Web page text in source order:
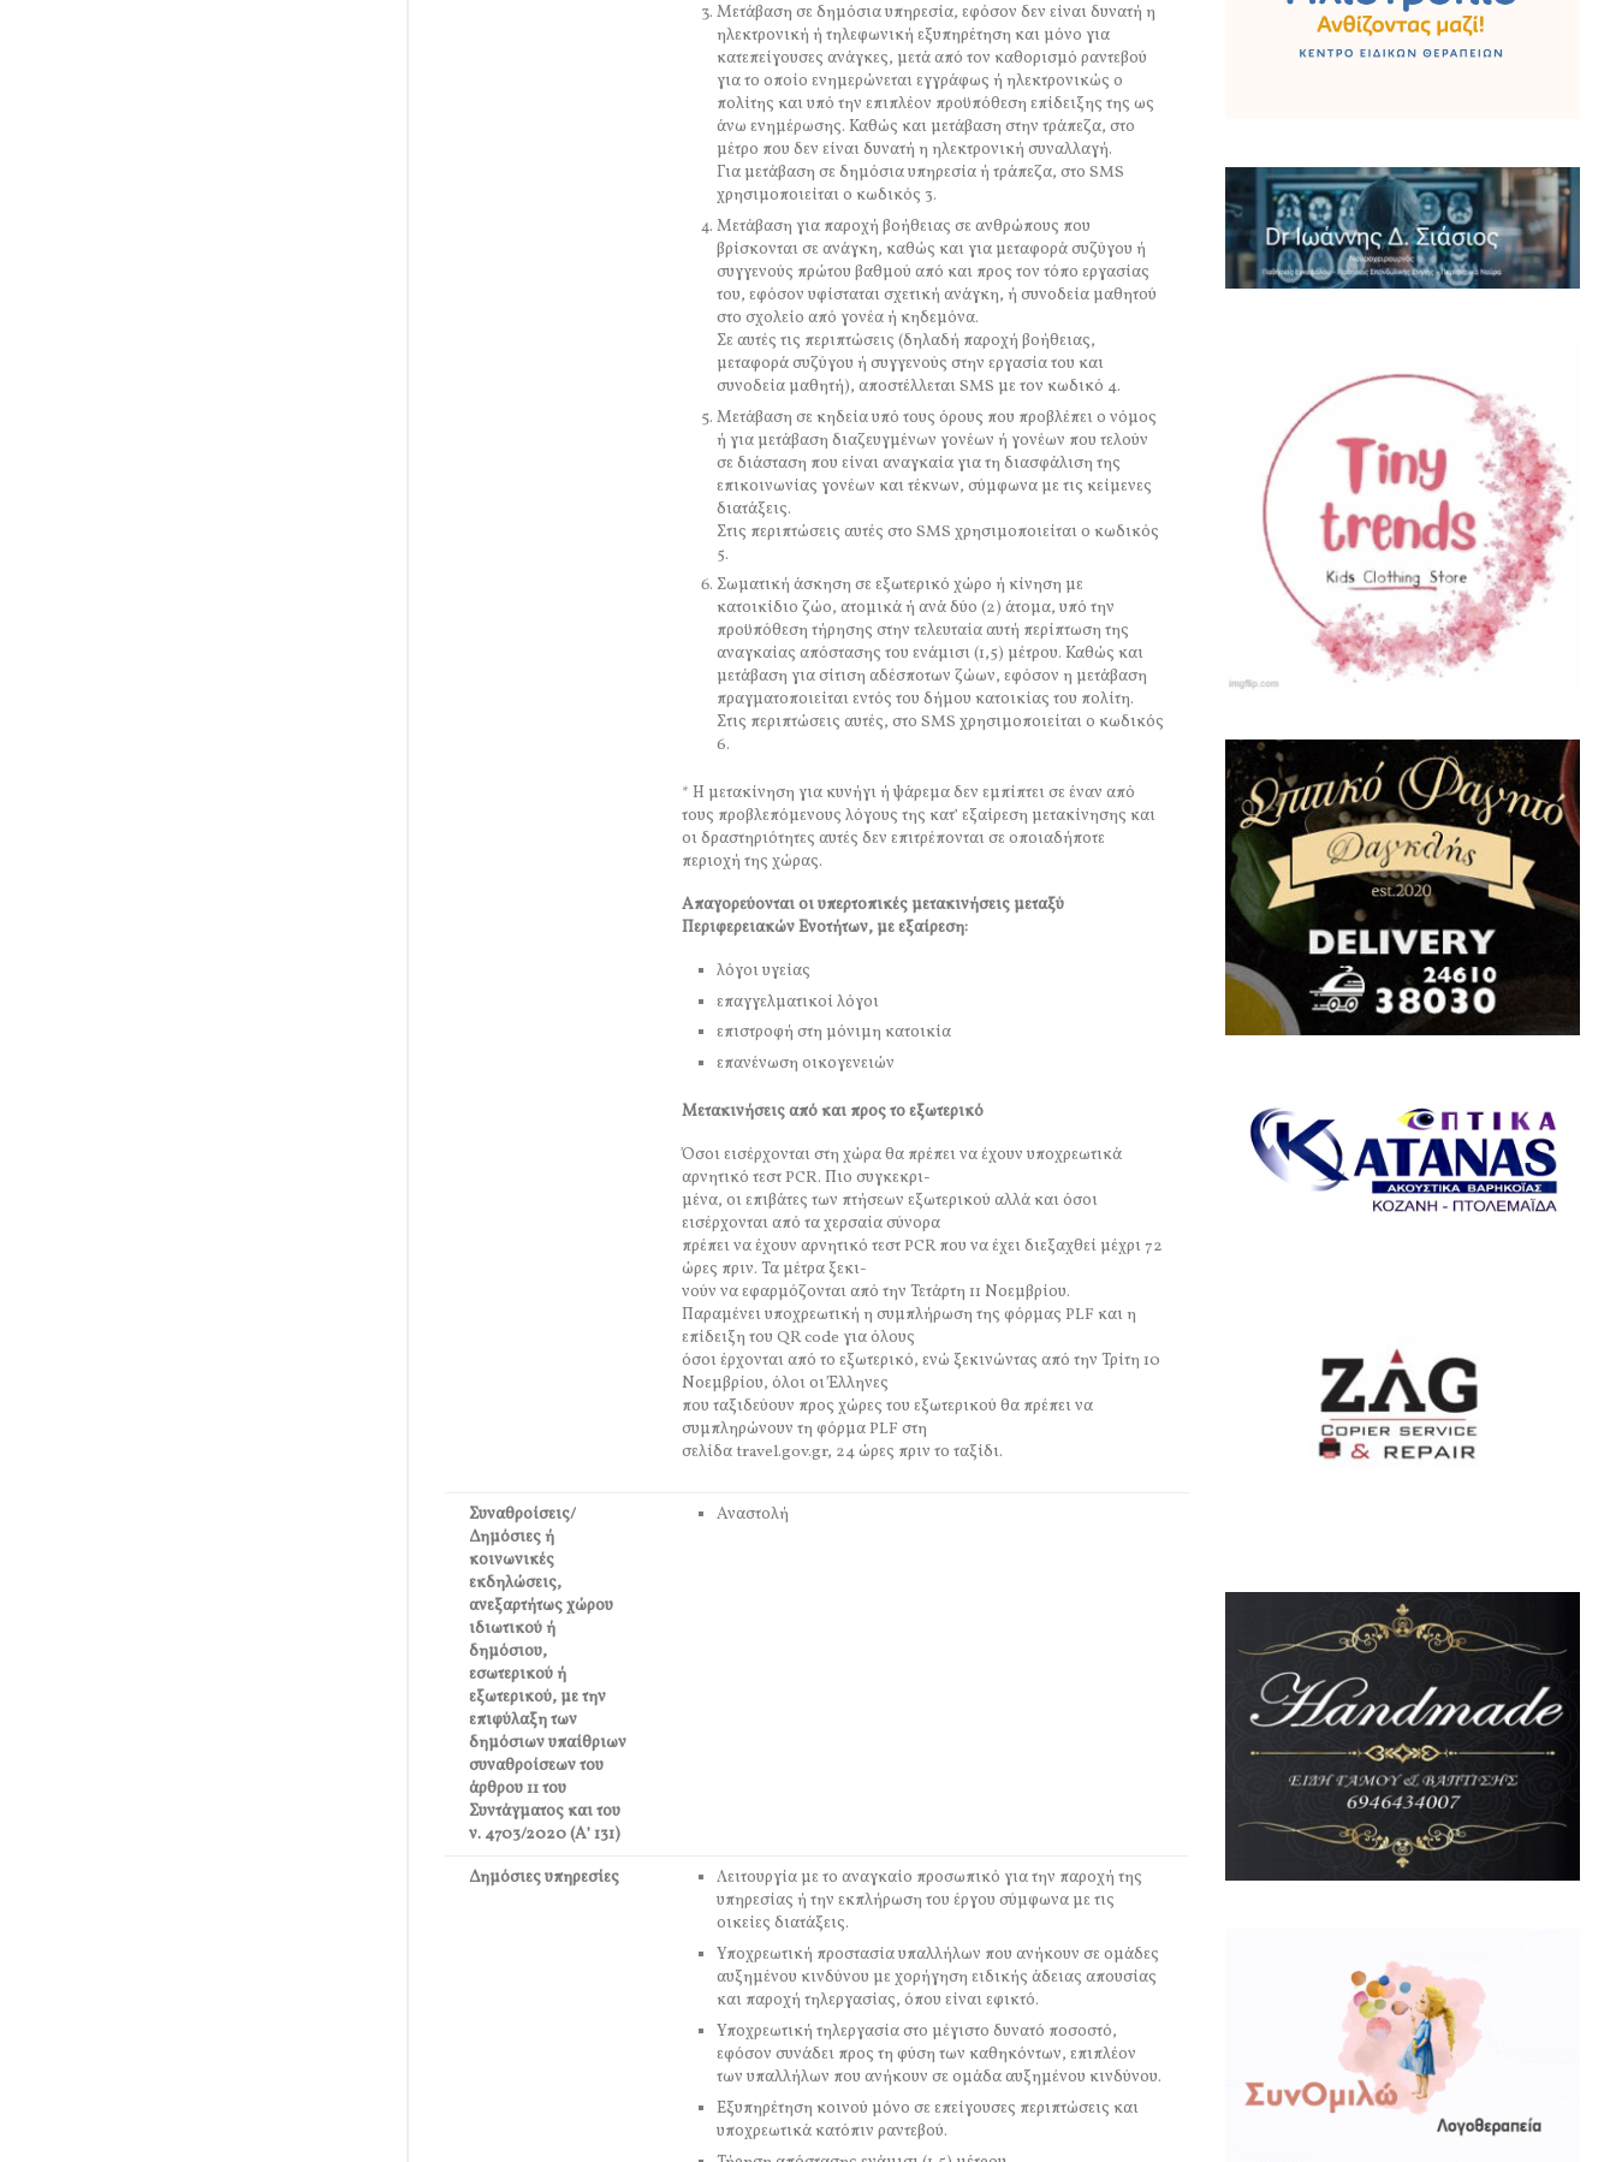
Μετάβαση σε δημόσια υπηρεσία, εφόσον δεν είναι δυνατή η
ηλεκτρονική ή τηλεφωνική εξυπηρέτηση και μόνο για
κατεπείγουσες ανάγκες, μετά από τον καθορισμό ραντεβού
για το οποίο ενημερώνεται εγγράφως ή ηλεκτρονικώς ο
πολίτης και υπό την επιπλέον προϋπόθεση επίδειξης της ως
άνω ενημέρωσης. Καθώς και μετάβαση στην τράπεζα, στο
μέτρο που δεν είναι δυνατή η ηλεκτρονική συναλλαγή.
Για μετάβαση σε δημόσια υπηρεσία ή τράπεζα, στο SMS
χρησιμοποιείται ο κωδικός 3.
Μετάβαση για παροχή βοήθειας σε ανθρώπους που
βρίσκονται σε ανάγκη, καθώς και για μεταφορά συζύγου ή
συγγενούς πρώτου βαθμού από και προς τον τόπο εργασίας
του, εφόσον υφίσταται σχετική ανάγκη, ή συνοδεία μαθητού
στο σχολείο από γονέα ή κηδεμόνα.
Σε αυτές τις περιπτώσεις (δηλαδή παροχή βοήθειας,
μεταφορά συζύγου ή συγγενούς στην εργασία του και
συνοδεία μαθητή), αποστέλλεται SMS με τον κωδικό 4.
Μετάβαση σε κηδεία υπό τους όρους που προβλέπει ο νόμος
ή για μετάβαση διαζευγμένων γονέων ή γονέων που τελούν
σε διάσταση που είναι αναγκαία για τη διασφάλιση της
επικοινωνίας γονέων και τέκνων, σύμφωνα με τις κείμενες
διατάξεις.
Στις περιπτώσεις αυτές στο SMS χρησιμοποιείται ο κωδικός
5.
Σωματική άσκηση σε εξωτερικό χώρο ή κίνηση με
κατοικίδιο ζώο, ατομικά ή ανά δύο (2) άτομα, υπό την
προϋπόθεση τήρησης στην τελευταία αυτή περίπτωση της
αναγκαίας απόστασης του ενάμισι (1,5) μέτρου. Καθώς και
μετάβαση για σίτιση αδέσποτων ζώων, εφόσον η μετάβαση
πραγματοποιείται εντός του δήμου κατοικίας του πολίτη.
Στις περιπτώσεις αυτές, στο SMS χρησιμοποιείται ο κωδικός
6.
* Η μετακίνηση για κυνήγι ή ψάρεμα δεν εμπίπτει σε έναν από
τους προβλεπόμενους λόγους της κατ’ εξαίρεση μετακίνησης και
οι δραστηριότητες αυτές δεν επιτρέπονται σε οποιαδήποτε
περιοχή της χώρας.
Απαγορεύονται οι υπερτοπικές μετακινήσεις μεταξύ
Περιφερειακών Ενοτήτων, με εξαίρεση:
λόγοι υγείας
επαγγελματικοί λόγοι
επιστροφή στη μόνιμη κατοικία
επανένωση οικογενειών
Μετακινήσεις από και προς το εξωτερικό
Όσοι εισέρχονται στη χώρα θα πρέπει να έχουν υποχρεωτικά
αρνητικό τεστ PCR. Πιο συγκεκρι-
μένα, οι επιβάτες των πτήσεων εξωτερικού αλλά και όσοι
εισέρχονται από τα χερσαία σύνορα
πρέπει να έχουν αρνητικό τεστ PCR που να έχει διεξαχθεί μέχρι 72
ώρες πριν. Τα μέτρα ξεκι-
νούν να εφαρμόζονται από την Τετάρτη 11 Νοεμβρίου.
Παραμένει υποχρεωτική η συμπλήρωση της φόρμας PLF και η
επίδειξη του QR code για όλους
όσοι έρχονται από το εξωτερικό, ενώ ξεκινώντας από την Τρίτη 10
Νοεμβρίου, όλοι οι Έλληνες
που ταξιδεύουν προς χώρες του εξωτερικού θα πρέπει να
συμπληρώνουν τη φόρμα PLF στη
σελίδα travel.gov.gr, 24 ώρες πριν το ταξίδι.
Συναθροίσεις/
Δημόσιες ή
κοινωνικές
εκδηλώσεις,
ανεξαρτήτως χώρου
ιδιωτικού ή
δημόσιου,
εσωτερικού ή
εξωτερικού, με την
επιφύλαξη των
δημόσιων υπαίθριων
συναθροίσεων του
άρθρου 11 του
Συντάγματος και του
ν. 4703/2020 (Α’ 131)
Αναστολή
Δημόσιες υπηρεσίες
Λειτουργία με το αναγκαίο προσωπικό για την παροχή της
υπηρεσίας ή την εκπλήρωση του έργου σύμφωνα με τις
οικείες διατάξεις.
Υποχρεωτική προστασία υπαλλήλων που ανήκουν σε ομάδες
αυξημένου κινδύνου με χορήγηση ειδικής άδειας απουσίας
και παροχή τηλεργασίας, όπου είναι εφικτό.
Υποχρεωτική τηλεργασία στο μέγιστο δυνατό ποσοστό,
εφόσον συνάδει προς τη φύση των καθηκόντων, επιπλέον
των υπαλλήλων που ανήκουν σε ομάδα αυξημένου κινδύνου.
Εξυπηρέτηση κοινού μόνο σε επείγουσες περιπτώσεις και
υποχρεωτικά κατόπιν ραντεβού.